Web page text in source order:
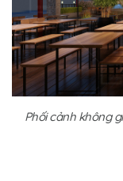
Phối cảnh không